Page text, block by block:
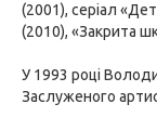
(2001), серіал
(2010), «Закрита
У 1993 році
Заслуженого